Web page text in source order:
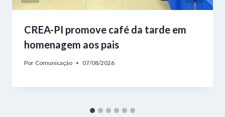
CREA-PI promove café da tarde em
homenagem aos pais
Por Comunicação 07/08/2026